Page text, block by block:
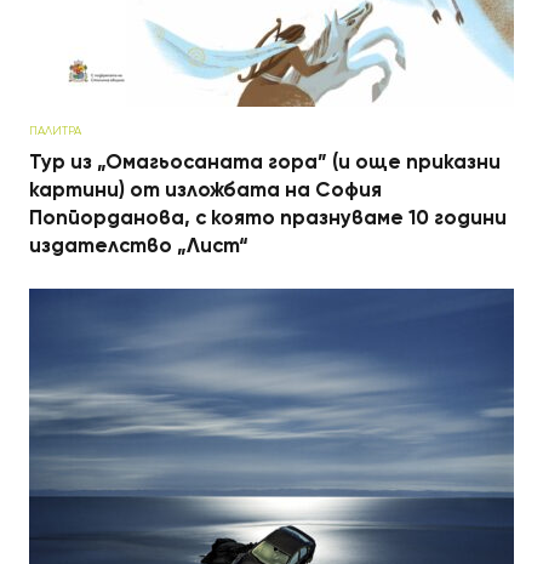
ПАЛИТРА
Тур из „Омагьосаната гора” (и още приказни
картини) от изложбата на София
Попйорданова, с която празнуваме 10 години
издателство „Лист“